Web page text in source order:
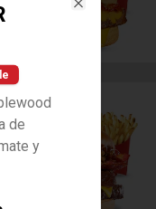
de
y
Close